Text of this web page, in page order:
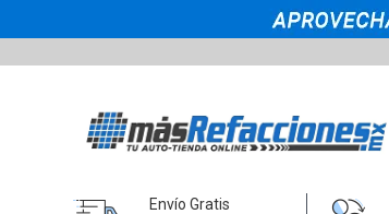
Envío Gratis